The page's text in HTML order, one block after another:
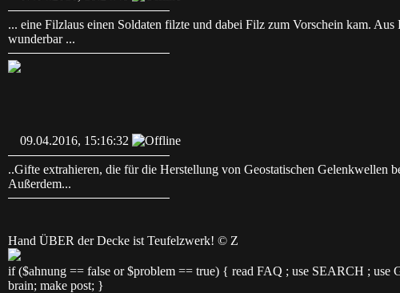
... eine Filzlaus einen Soldaten filzte und dabei Filz zum Vorschein kam. Aus
wunderbar ...
09.04.2016, 15:16:32
..Gifte extrahieren, die für die Herstellung von Geostatischen Gelenkwellen
Außerdem...
Hand ÜBER der Decke ist Teufelzwerk! © Z
if ($ahnung == false or $problem == true) { read FAQ ; use SEARCH ; use
brain; make post; }